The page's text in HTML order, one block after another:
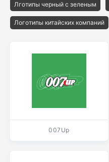
Лготипы черный с зеленым
Логотипы китайских компаний
007Up